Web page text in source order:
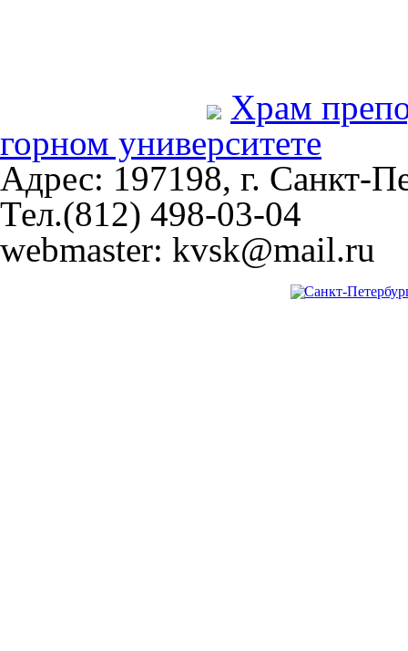
Храм
горном университете
Адрес: 197198, г. Санкт-
Тел.(812) 498-03-04
webmaster: kvsk@mail.ru